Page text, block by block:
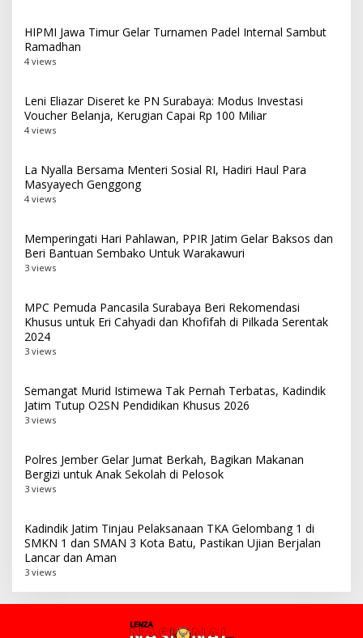
HIPMI Jawa Timur Gelar Turnamen Padel Internal Sambut
Ramadhan
4 views
Leni Eliazar Diseret ke PN Surabaya: Modus Investasi
Voucher Belanja, Kerugian Capai Rp 100 Miliar
4 views
La Nyalla Bersama Menteri Sosial RI, Hadiri Haul Para
Masyayech Genggong
4 views
Memperingati Hari Pahlawan, PPIR Jatim Gelar Baksos dan
Beri Bantuan Sembako Untuk Warakawuri
3 views
MPC Pemuda Pancasila Surabaya Beri Rekomendasi
Khusus untuk Eri Cahyadi dan Khofifah di Pilkada Serentak
2024
3 views
Semangat Murid Istimewa Tak Pernah Terbatas, Kadindik
Jatim Tutup O2SN Pendidikan Khusus 2026
3 views
Polres Jember Gelar Jumat Berkah, Bagikan Makanan
Bergizi untuk Anak Sekolah di Pelosok
3 views
Kadindik Jatim Tinjau Pelaksanaan TKA Gelombang 1 di
SMKN 1 dan SMAN 3 Kota Batu, Pastikan Ujian Berjalan
Lancar dan Aman
3 views